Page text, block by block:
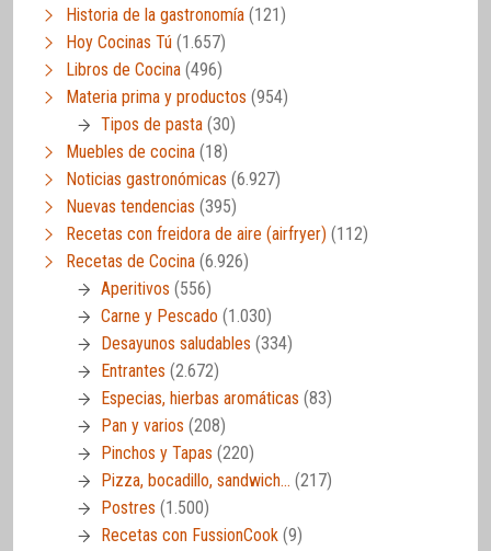
Historia de la gastronomía (121)
Hoy Cocinas Tú (1.657)
Libros de Cocina (496)
Materia prima y productos (954)
Tipos de pasta (30)
Muebles de cocina (18)
Noticias gastronómicas (6.927)
Nuevas tendencias (395)
Recetas con freidora de aire (airfryer) (112)
Recetas de Cocina (6.926)
Aperitivos (556)
Carne y Pescado (1.030)
Desayunos saludables (334)
Entrantes (2.672)
Especias, hierbas aromáticas (83)
Pan y varios (208)
Pinchos y Tapas (220)
Pizza, bocadillo, sandwich… (217)
Postres (1.500)
Recetas con FussionCook (9)